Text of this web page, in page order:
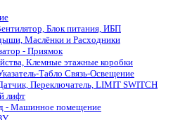
Блок питания, ИБП
Маслёнки и Расходники
- Приямок
Клемные этажные коробки
Табло Связь-Освещение
Переключатель, LIMIT SWITCH
лифт
- Машинное помещение